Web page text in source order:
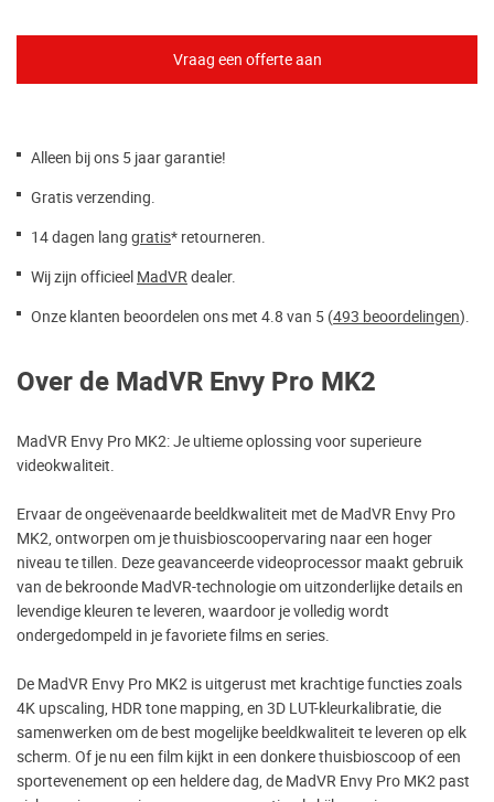
Alleen bij ons 5 jaar garantie!
Gratis verzending.
14 dagen lang gratis* retourneren.
Wij zijn officieel MadVRdealer.
Onze klanten beoordelen ons met 4.8 van 5 (493 beoordelingen).
Over de MadVR Envy Pro MK2
MadVR Envy Pro MK2: Je ultieme oplossing voor superieure
videokwaliteit.
Ervaar de ongeëvenaarde beeldkwaliteit met de MadVR Envy Pro
MK2, ontworpen om je thuisbioscoopervaring naar een hoger
niveau te tillen. Deze geavanceerde videoprocessor maakt gebruik
van de bekroonde MadVR-technologie om uitzonderlijke details en
levendige kleuren te leveren, waardoor je volledig wordt
ondergedompeld in je favoriete films en series.
De MadVR Envy Pro MK2 is uitgerust met krachtige functies zoals
4K upscaling, HDR tone mapping, en 3D LUT-kleurkalibratie, die
samenwerken om de best mogelijke beeldkwaliteit te leveren op elk
scherm. Of je nu een film kijkt in een donkere thuisbioscoop of een
sportevenement op een heldere dag, de MadVR Envy Pro MK2 past